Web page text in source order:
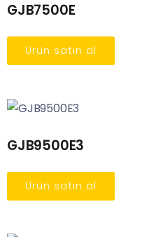
GJB7500E
Ürün satın al
GJB9500E3
Ürün satın al